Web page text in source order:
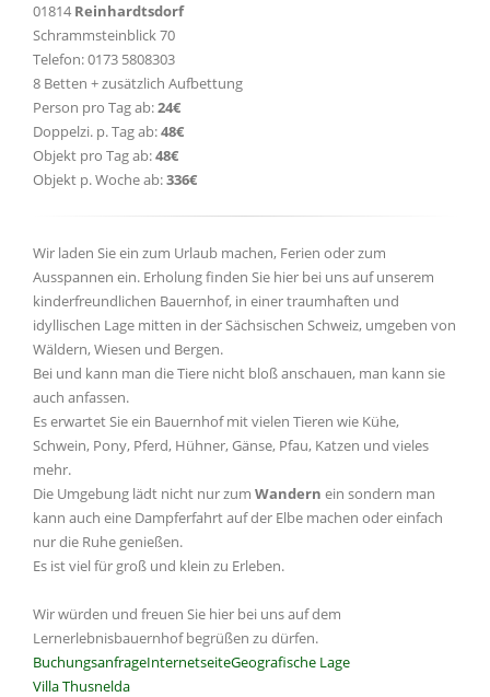
01814 Reinhardtsdorf
Schrammsteinblick 70
Telefon: 0173 5808303
8 Betten + zusätzlich Aufbettung
Person pro Tag ab:24€
Doppelzi. p. Tag ab:48€
Objekt pro Tag ab:48€
Objekt p. Woche ab:336€
Wir laden Sie ein zum Urlaub machen, Ferien oder zum
Ausspannen ein. Erholung finden Sie hier bei uns auf unserem
kinderfreundlichen Bauernhof, in einer traumhaften und
idyllischen Lage mitten in der Sächsischen Schweiz, umgeben von
Wäldern, Wiesen und Bergen.
Bei und kann man die Tiere nicht bloß anschauen, man kann sie
auch anfassen.
Es erwartet Sie ein Bauernhof mit vielen Tieren wie Kühe,
Schwein, Pony, Pferd, Hühner, Gänse, Pfau, Katzen und vieles
mehr.
Die Umgebung lädt nicht nur zum Wandern ein sondern man
kann auch eine Dampferfahrt auf der Elbe machen oder einfach
nur die Ruhe genießen.
Es ist viel für groß und klein zu Erleben.
Wir würden und freuen Sie hier bei uns auf dem
Lernerlebnisbauernhof begrüßen zu dürfen.
BuchungsanfrageInternetseiteGeografische Lage
Villa Thusnelda